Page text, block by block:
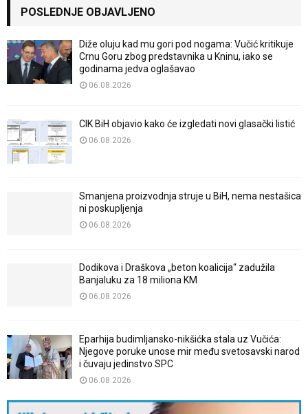
POSLEDNJE OBJAVLJENO
Diže oluju kad mu gori pod nogama: Vučić kritikuje
Crnu Goru zbog predstavnika u Kninu, iako se
godinama jedva oglašavao
06.08.2026
CIK BiH objavio kako će izgledati novi glasački listić
06.08.2026
Smanjena proizvodnja struje u BiH, nema nestašica
ni poskupljenja
06.08.2026
Dodikova i Draškova „beton koalicija“ zadužila
Banjaluku za 18 miliona KM
06.08.2026
Eparhija budimljansko-nikšićka stala uz Vučića:
Njegove poruke unose mir među svetosavski narod
i čuvaju jedinstvo SPC
06.08.2026